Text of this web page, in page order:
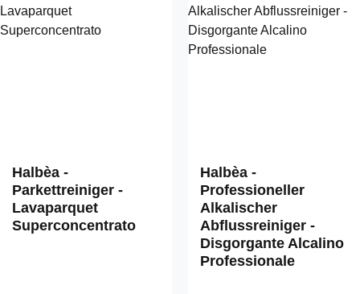
Halbèa -
Parkettreiniger -
Lavaparquet
Superconcentrato
Halbèa -
Professioneller
Alkalischer
Abflussreiniger -
Disgorgante Alcalino
Professionale